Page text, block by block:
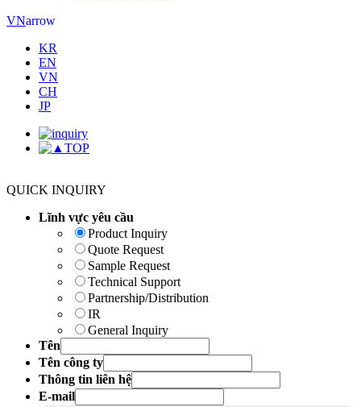
VNarrow
KR
EN
VN
CH
JP
TOP
QUICK INQUIRY
Lĩnh vực yêu cầu
Product Inquiry
Quote Request
Sample Request
Technical Support
Partnership/Distribution
IR
General Inquiry
Tên
Tên công ty
Thông tin liên hệ
E-mail